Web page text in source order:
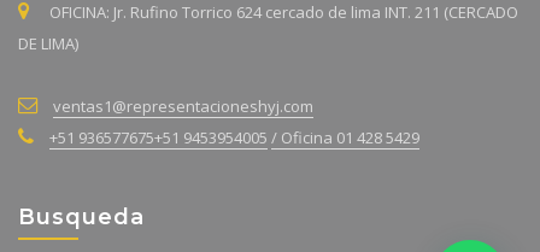
OFICINA: Jr. Rufino Torrico 624 cercado de lima INT. 211 (CERCADO
DE LIMA)
ventas1@representacioneshyj.com
+51 936577675+51 9453954005 / Oficina 01 428 5429
Busqueda